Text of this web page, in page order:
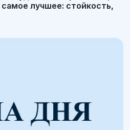
лучшее: стойкость,